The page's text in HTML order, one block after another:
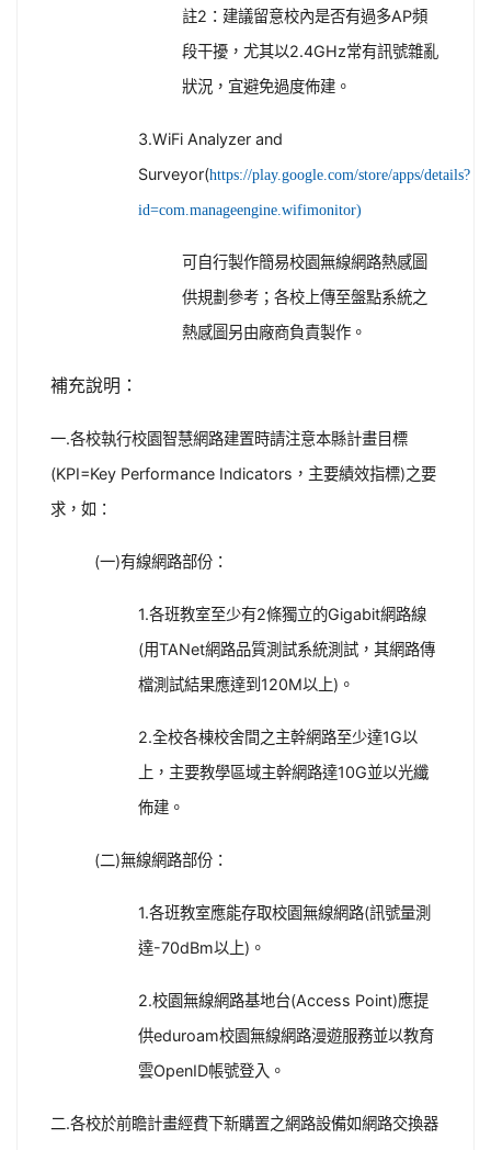
註2：建議留意校內是否有過多AP頻
段干擾，尤其以2.4GHz常有訊號雜亂
狀況，宜避免過度佈建。
3.WiFi Analyzer and
Surveyor(https://play.google.com/store/apps/details?
id=com.manageengine.wifimonitor)
可自行製作簡易校園無線網路熱感圖
供規劃參考；各校上傳至盤點系統之
熱感圖另由廠商負責製作。
補充說明：
一.各校執行校園智慧網路建置時請注意本縣計畫目標
(KPI=Key Performance Indicators，主要績效指標)之要
求，如：
(一)有線網路部份：
1.各班教室至少有2條獨立的Gigabit網路線
(用TANet網路品質測試系統測試，其網路傳
檔測試結果應達到120M以上)。
2.全校各棟校舍間之主幹網路至少達1G以
上，主要教學區域主幹網路達10G並以光纖
佈建。
(二)無線網路部份：
1.各班教室應能存取校園無線網路(訊號量測
達-70dBm以上)。
2.校園無線網路基地台(Access Point)應提
供eduroam校園無線網路漫遊服務並以教育
雲OpenID帳號登入。
二.各校於前瞻計畫經費下新購置之網路設備如網路交換器